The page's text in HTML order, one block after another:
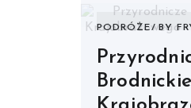
PODRÓŻE BY